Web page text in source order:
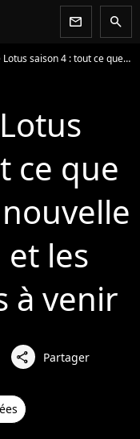
newsletter search
ce que l'on sait sur la nouvelle destination et les changements à venir
ce que
les
à venir
share Partager